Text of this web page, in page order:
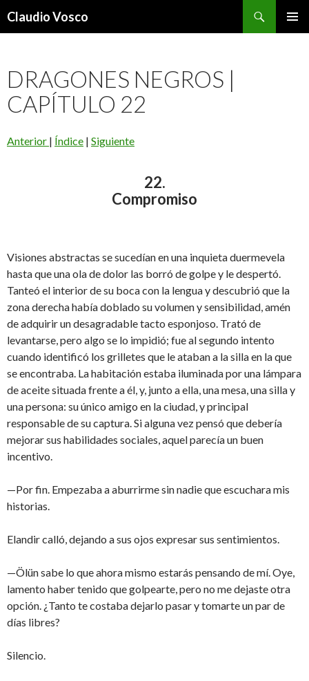
Claudio Vosco
DRAGONES NEGROS |
CAPÍTULO 22
Anterior | Índice | Siguiente
22.
Compromiso
Visiones abstractas se sucedían en una inquieta duermevela
hasta que una ola de dolor las borró de golpe y le despertó.
Tanteó el interior de su boca con la lengua y descubrió que la
zona derecha había doblado su volumen y sensibilidad, amén
de adquirir un desagradable tacto esponjoso. Trató de
levantarse, pero algo se lo impidió; fue al segundo intento
cuando identificó los grilletes que le ataban a la silla en la que
se encontraba. La habitación estaba iluminada por una lámpara
de aceite situada frente a él, y, junto a ella, una mesa, una silla y
una persona: su único amigo en la ciudad, y principal
responsable de su captura. Si alguna vez pensó que debería
mejorar sus habilidades sociales, aquel parecía un buen
incentivo.
—Por fin. Empezaba a aburrirme sin nadie que escuchara mis
historias.
Elandir calló, dejando a sus ojos expresar sus sentimientos.
—Ölün sabe lo que ahora mismo estarás pensando de mí. Oye,
lamento haber tenido que golpearte, pero no me dejaste otra
opción. ¿Tanto te costaba dejarlo pasar y tomarte un par de
días libres?
Silencio.